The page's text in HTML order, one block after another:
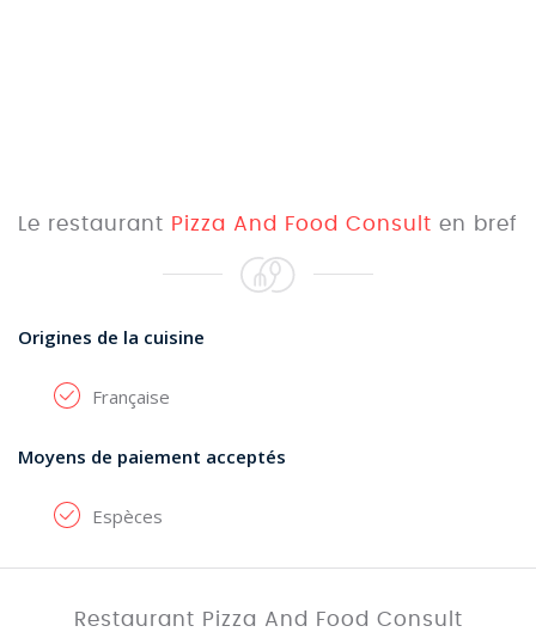
Le restaurant Pizza And Food Consult en bref
Origines de la cuisine
Française
Moyens de paiement acceptés
Espèces
Restaurant Pizza And Food Consult